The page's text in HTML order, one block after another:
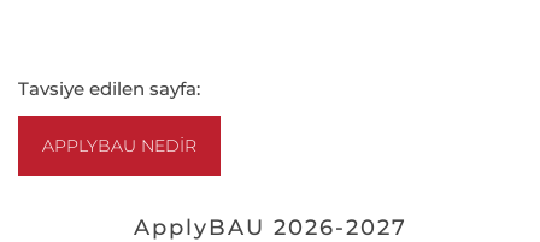
Tavsiye edilen sayfa:
APPLYBAU NEDIR
ApplyBAU 2026-2027